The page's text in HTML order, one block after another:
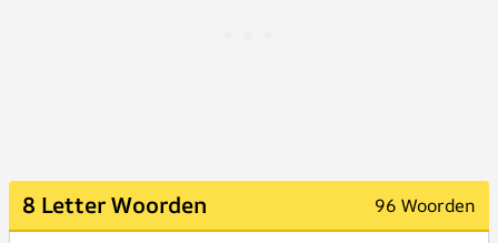
8 Letter Woorden 96 Woorden